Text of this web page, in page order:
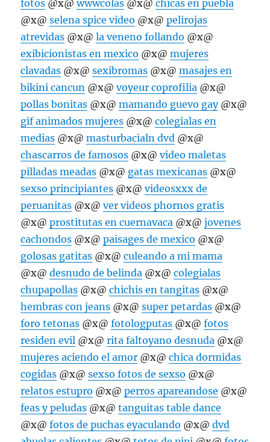
fotos @x@wwwcolas @x@chicas en puebla
@x@selena spice video @x@pelirojas
atrevidas @x@la veneno follando @x@
exibicionistas en mexico @x@mujeres
clavadas @x@sexibromas @x@masajes en
bikini cancun @x@voyeur coprofilia @x@
pollas bonitas @x@mamando guevo gay@x@
gif animados mujeres @x@colegialas en
medias @x@masturbacialn dvd @x@
chascarros de famosos @x@video maletas
pilladas meadas @x@ gatas mexicanas @x@
sexso principiantes @x@videosxxx de
peruanitas @x@ver videos phornos gratis
@x@prostitutas en cuernavaca @x@jovenes
cachondos @x@paisages de mexico @x@
golosas gatitas @x@culeando a mi mama
@x@desnudo de belinda @x@colegialas
chupapollas @x@chichis en tangitas @x@
hembras con jeans @x@super petardas @x@
foro tetonas @x@fotologputas @x@fotos
residen evil @x@rita faltoyano desnuda @x@
mujeres aciendo el amor @x@chica dormidas
cogidas @x@sexso fotos de sexso @x@
relatos estupro @x@perros apareandose @x@
feas y peludas @x@tanguitas table dance
@x@fotos de puchas eyaculando @x@dvd